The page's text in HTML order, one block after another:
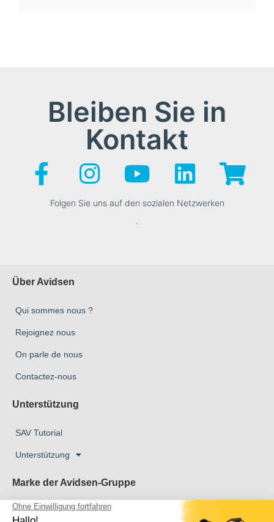
Bleiben Sie in
Kontakt
Folgen Sie uns auf den sozialen Netzwerken
.
Über Avidsen
Qui sommes nous ?
Rejoignez nous
On parle de nous
Contactez-nous
Unterstützung
SAV Tutorial
Unterstützung
Marke der Avidsen-Gruppe
Marke Avidsen